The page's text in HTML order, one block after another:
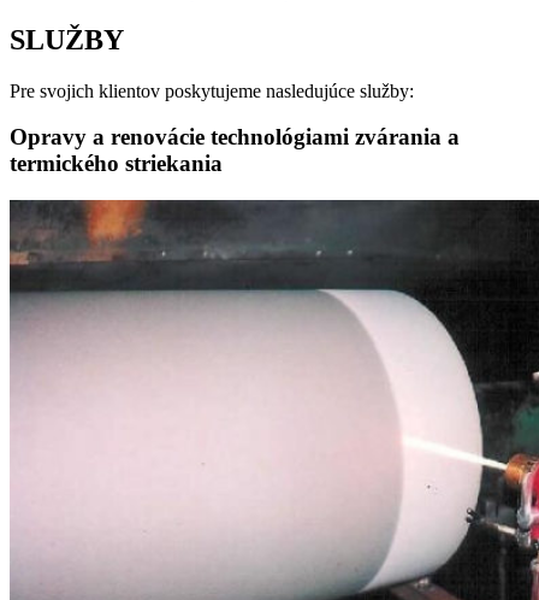
SLUŽBY
Pre svojich klientov poskytujeme nasledujúce služby:
Opravy a renovácie technológiami zvárania a
termického striekania